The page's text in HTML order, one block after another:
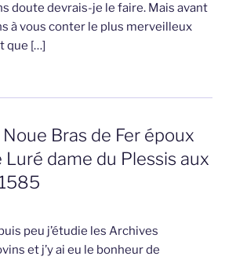
doute devrais-je le faire. Mais avant
à vous conter le plus merveilleux
que […]
Bras de Fer époux
Luré dame du Plessis aux
peu j’étudie les Archives
et j’y ai eu le bonheur de